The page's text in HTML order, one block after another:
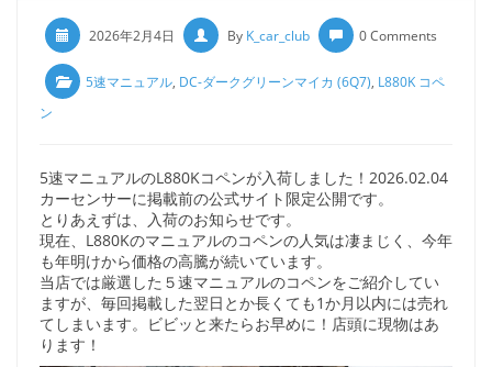
2026年2月4日 By K_car_club 0 Comments
5速マニュアル, DC-ダークグリーンマイカ (6Q7), L880K コペ
ン
5速マニュアルのL880Kコペンが入荷しました！2026.02.04
カーセンサーに掲載前の公式サイト限定公開です。
とりあえずは、入荷のお知らせです。
現在、L880Kのマニュアルのコペンの人気は凄まじく、今年
も年明けから価格の高騰が続いています。
当店では厳選した５速マニュアルのコペンをご紹介してい
ますが、毎回掲載した翌日とか長くても1か月以内には売れ
てしまいます。ビビッと来たらお早めに！店頭に現物はあ
ります！